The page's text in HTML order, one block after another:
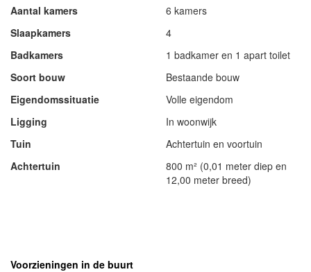
Aantal kamers
6 kamers
Slaapkamers
4
Badkamers
1 badkamer en 1 apart toilet
Soort bouw
Bestaande bouw
Eigendomssituatie
Volle eigendom
Ligging
In woonwijk
Tuin
Achtertuin en voortuin
Achtertuin
800 m² (0,01 meter diep en
12,00 meter breed)
Voorzieningen in de buurt